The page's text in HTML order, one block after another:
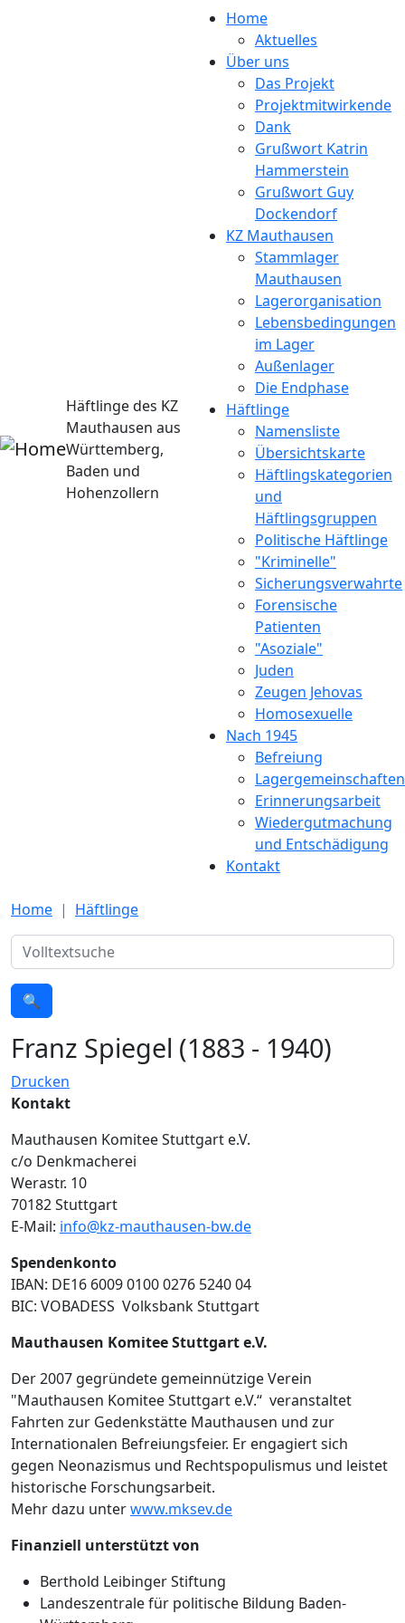
Häftlinge des KZ
Mauthausen aus
Württemberg,
Baden und
Hohenzollern
Home
Aktuelles
Über uns
Das Projekt
Projektmitwirkende
Dank
Grußwort Katrin
Hammerstein
Grußwort Guy
Dockendorf
KZ Mauthausen
Stammlager
Mauthausen
Lagerorganisation
Lebensbedingungen
im Lager
Außenlager
Die Endphase
Häftlinge
Namensliste
Übersichtskarte
Häftlingskategorien
und
Häftlingsgruppen
Politische Häftlinge
"Kriminelle"
Sicherungsverwahrte
Forensische
Patienten
"Asoziale"
Juden
Zeugen Jehovas
Homosexuelle
Nach 1945
Befreiung
Lagergemeinschaften
Erinnerungsarbeit
Wiedergutmachung
und Entschädigung
Kontakt
Home
Häftlinge
Suche
🔍
Franz Spiegel (1883 - 1940)
Drucken
Kontakt
Mauthausen Komitee Stuttgart e.V.
c/o Denkmacherei
Werastr. 10
70182 Stuttgart
E-Mail: info@kz-mauthausen-bw.de
Spendenkonto
IBAN: DE16 6009 0100 0276 5240 04
BIC: VOBADESS Volksbank Stuttgart
Mauthausen Komitee Stuttgart e.V.
Der 2007 gegründete gemeinnützige Verein
"Mauthausen Komitee Stuttgart e.V.“ veranstaltet
Fahrten zur Gedenkstätte Mauthausen und zur
Internationalen Befreiungsfeier. Er engagiert sich
gegen Neonazismus und Rechtspopulismus und leistet
historische Forschungsarbeit.
Mehr dazu unterwww.mksev.de
Finanziell unterstützt von
Berthold Leibinger Stiftung
Landeszentrale für politische Bildung Baden-